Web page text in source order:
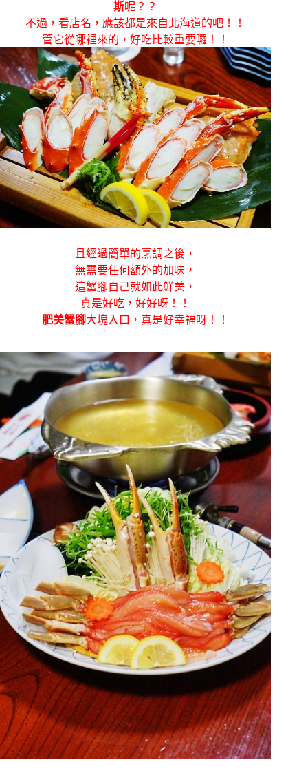
斯呢？？
不過，看店名，應該都是來自北海道的吧！！
管它從哪裡來的，好吃比較重要囉！！
且經過簡單的烹調之後，
無需要任何額外的加味，
這蟹腳自己就如此鮮美，
真是好吃，好好呀！！
肥美蟹腳大塊入口，真是好幸福呀！！